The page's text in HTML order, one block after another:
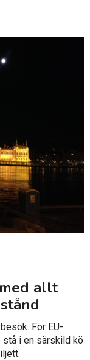
allt
För EU-
stå i en särskild kö